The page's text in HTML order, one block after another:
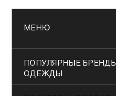
МЕНЮ
ПОПУЛЯРНЫЕ БРЕНДЫ
ОДЕЖДЫ